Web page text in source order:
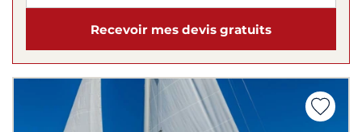
Recevoir mes devis gratuits